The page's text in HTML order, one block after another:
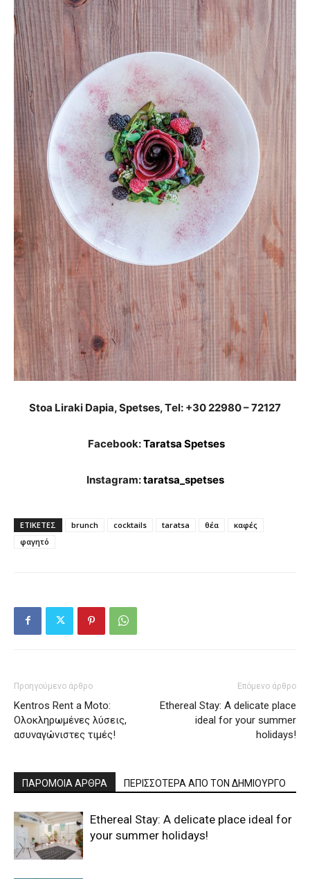
Stoa Liraki Dapia, Spetses, Τel: +30 22980 – 72127
Facebook:Taratsa Spetses
Instagram:taratsa_spetses
ΕΤΙΚΕΤΕΣ brunch cocktails taratsa θέα
καφές
φαγητό
Προηγούμενο άρθρο
Kentros Rent a Moto:
Ολοκληρωμένες λύσεις,
ασυναγώνιστες τιμές!
Επόμενο άρθρο
Ethereal Stay: A delicate place
ideal for your summer
holidays!
ΠΑΡΟΜΟΙΑ ΑΡΘΡΑ ΠΕΡΙΣΣΟΤΕΡΑ ΑΠΟ ΤΟΝ ΔΗΜΙΟΥΡΓΟ
Ethereal Stay: A delicate place ideal for
your summer holidays!